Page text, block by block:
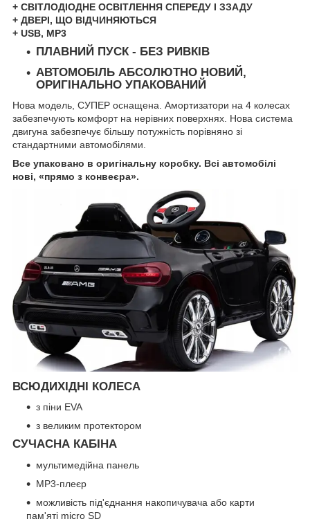
+ СВІТЛОДІОДНЕ ОСВІТЛЕННЯ СПЕРЕДУ І ЗЗАДУ
+ ДВЕРІ, ЩО ВІДЧИНЯЮТЬСЯ
+ USB, MP3
ПЛАВНИЙ ПУСК - БЕЗ РИВКІВ
АВТОМОБІЛЬ АБСОЛЮТНО НОВИЙ,
ОРИГІНАЛЬНО УПАКОВАНИЙ
Нова модель, СУПЕР оснащена. Амортизатори на 4 колесах
забезпечують комфорт на нерівних поверхнях. Нова система
двигуна забезпечує більшу потужність порівняно зі
стандартними автомобілями.
Все упаковано в оригінальну коробку. Всі автомобілі
нові, «прямо з конвеєра».
ВСЮДИХІДНІ КОЛЕСА
з піни EVA
з великим протектором
СУЧАСНА КАБІНА
мультимедійна панель
MP3-плеєр
можливість під'єднання накопичувача або карти
пам'яті micro SD